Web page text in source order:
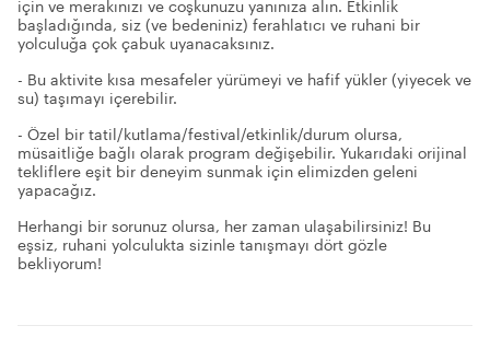
için ve merakınızı ve coşkunuzu yanınıza alın. Etkinlik
başladığında, siz (ve bedeniniz) ferahlatıcı ve ruhani bir
yolculuğa çok çabuk uyanacaksınız.
- Bu aktivite kısa mesafeler yürümeyi ve hafif yükler (yiyecek ve
su) taşımayı içerebilir.
- Özel bir tatil/kutlama/festival/etkinlik/durum olursa,
müsaitliğe bağlı olarak program değişebilir. Yukarıdaki orijinal
tekliflere eşit bir deneyim sunmak için elimizden geleni
yapacağız.
Herhangi bir sorunuz olursa, her zaman ulaşabilirsiniz! Bu
eşsiz, ruhani yolculukta sizinle tanışmayı dört gözle
bekliyorum!